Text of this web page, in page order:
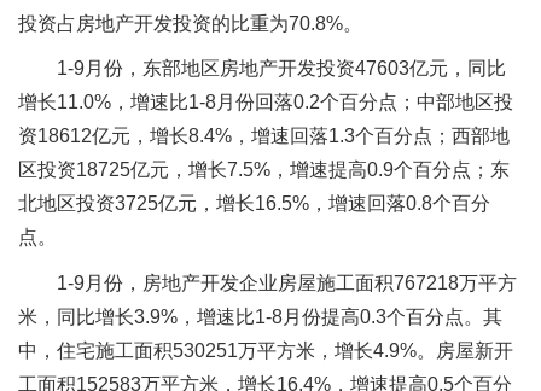
投资占房地产开发投资的比重为70.8%。
1-9月份，东部地区房地产开发投资47603亿元，同比
增长11.0%，增速比1-8月份回落0.2个百分点；中部地区投
资18612亿元，增长8.4%，增速回落1.3个百分点；西部地
区投资18725亿元，增长7.5%，增速提高0.9个百分点；东
北地区投资3725亿元，增长16.5%，增速回落0.8个百分
点。
1-9月份，房地产开发企业房屋施工面积767218万平方
米，同比增长3.9%，增速比1-8月份提高0.3个百分点。其
中，住宅施工面积530251万平方米，增长4.9%。房屋新开
工面积152583万平方米，增长16.4%，增速提高0.5个百分